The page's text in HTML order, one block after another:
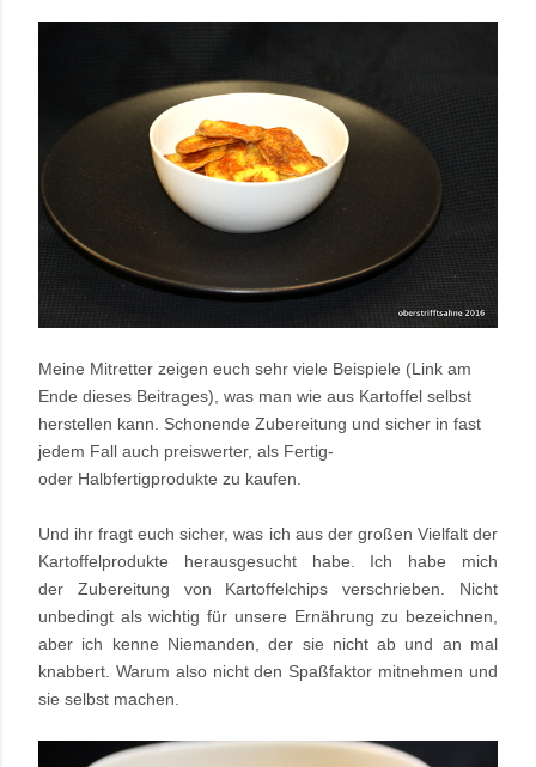
Meine Mitretter zeigen euch sehr viele Beispiele (Link am
Ende dieses Beitrages), was man wie aus Kartoffel selbst
herstellen kann. Schonende Zubereitung und sicher in fast
jedem Fall auch preiswerter, als Fertig-
oder Halbfertigprodukte zu kaufen.
Und ihr fragt euch sicher, was ich aus der großen Vielfalt der
Kartoffelprodukte herausgesucht habe. Ich habe mich
der Zubereitung von Kartoffelchips verschrieben. Nicht
unbedingt als wichtig für unsere Ernährung zu bezeichnen,
aber ich kenne Niemanden, der sie nicht ab und an mal
knabbert. Warum also nicht den Spaßfaktor mitnehmen und
sie selbst machen.